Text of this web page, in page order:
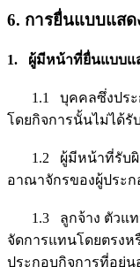
6. การยื่นแบบแสด
1. ผู้มีหน้าที่ยื่นแบบแ
1.1 บุคคลซึ่งประก
โดยกิจการนั้นไม่ได้รั
1.2 ผู้มีหน้าที่รับผิด
อาณาจักรของผู้ประ
1.3 ลูกจ้าง ตัวแท
จัดการแทนโดยตรง
ประกอบกิจการที่อยู่